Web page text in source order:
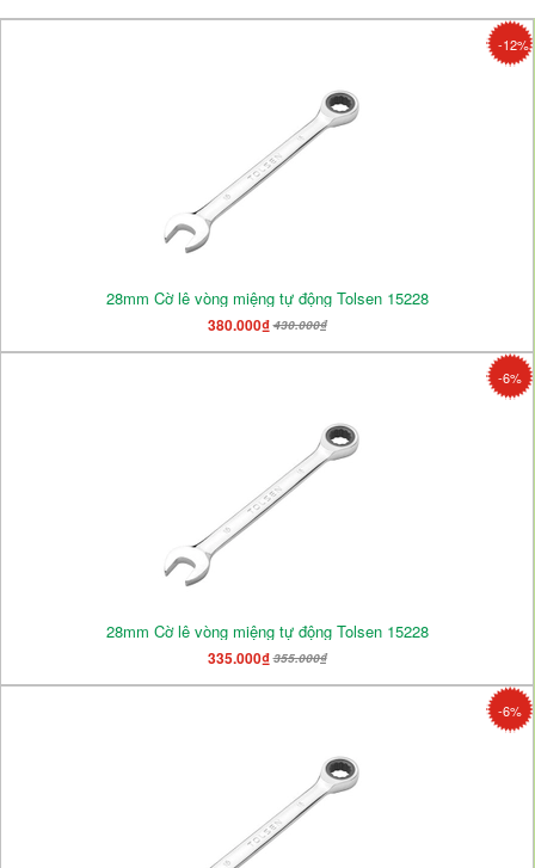
-12%
28mm Cờ lê vòng miệng tự động Tolsen 15228
380.000₫430.000₫
-6%
28mm Cờ lê vòng miệng tự động Tolsen 15228
335.000₫355.000₫
-6%